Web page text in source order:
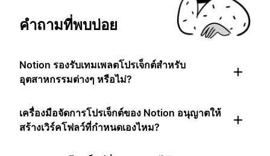
คำถามที่พบบ่อย
Notion รองรับเทมเพลตโปรเจ็กต์สำหรับ
อุตสาหกรรมต่างๆ หรือไม่?
เครื่องมือจัดการโปรเจ็กต์ของ Notion อนุญาตให้
สร้างเวิร์คโฟลว์ที่กำหนดเองไหม?